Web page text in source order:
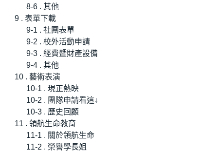
8-6 . 其他
9 . 表單下載
9-1 . 社團表單
9-2 . 校外活動申請
9-3 . 經費暨財產設備
9-4 . 其他
10 . 藝術表演
10-1 . 現正熱映
10-2 . 團隊申請看這↓
10-3 . 歷史回顧
11 . 領航生命教育
11-1 . 關於領航生命
11-2 . 榮譽學長姐